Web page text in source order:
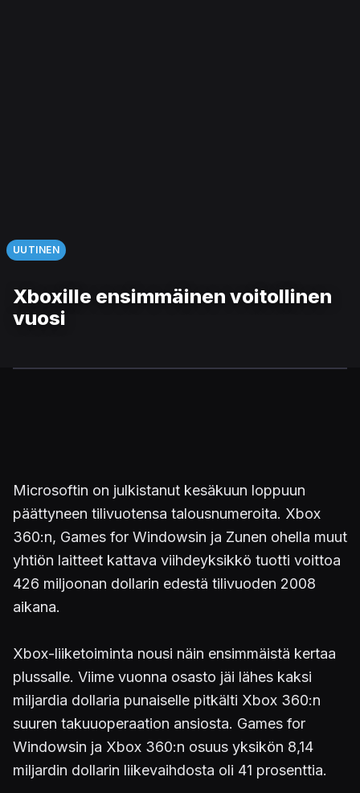
UUTINEN
Xboxille ensimmäinen voitollinen
vuosi
Microsoftin on julkistanut kesäkuun loppuun
päättyneen tilivuotensa talousnumeroita. Xbox
360:n, Games for Windowsin ja Zunen ohella muut
yhtiön laitteet kattava viihdeyksikkö tuotti voittoa
426 miljoonan dollarin edestä tilivuoden 2008
aikana.
Xbox-liiketoiminta nousi näin ensimmäistä kertaa
plussalle. Viime vuonna osasto jäi lähes kaksi
miljardia dollaria punaiselle pitkälti Xbox 360:n
suuren takuuoperaation ansiosta. Games for
Windowsin ja Xbox 360:n osuus yksikön 8,14
miljardin dollarin liikevaihdosta oli 41 prosenttia.